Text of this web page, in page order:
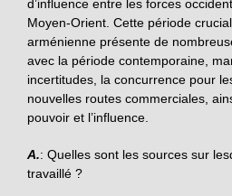
d’influence entre les forces
Moyen-Orient. Cette période
arménienne présente de
avec la période contemporaine,
incertitudes, la concurrence pour
nouvelles routes commerciales,
pouvoir et l’influence.
A.: Quelles sont les sources sur
travaillé ?